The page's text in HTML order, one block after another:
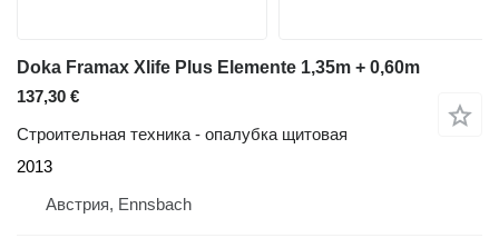
Doka Framax Xlife Plus Elemente 1,35m + 0,60m
137,30 €
Строительная техника - опалубка щитовая
2013
Австрия, Ennsbach